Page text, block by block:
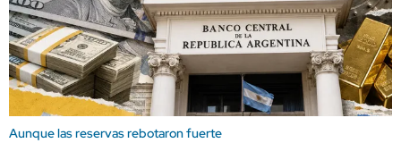
Aunque las reservas rebotaron fuerte